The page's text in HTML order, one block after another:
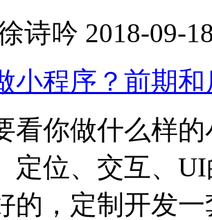
诗吟 2018-09-
小程序？前期
看你做什么样
定位、交互、
的，定制开发